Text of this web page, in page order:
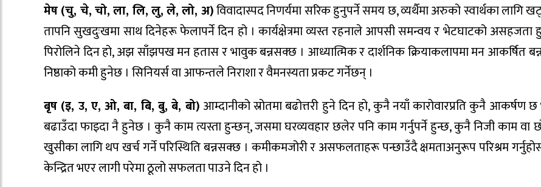
मेष (चु, चे, चो, ला, लि, लु, ले, लो, अ)विवादास्पद निणर्यमा सरिक हुनुपर्ने समय छ, व्यर्थैमा अरुको स्वार्थका लागि
तापनि सुखदुःखमा साथ दिनेहरू फेलापर्ने दिन हो । कार्यक्षेत्रमा व्यस्त रहनाले आपसी समन्वय र भेटघाटको असहजता
पिरोलिने दिन हो, अझ साँझपख मन हतास र भावुक बन्नसक्छ । आध्यात्मिक र दार्शनिक क्रियाकलापमा मन आकर्षित
निष्ठाको कमी हुनेछ । सिनियर्स वा आफन्तले निराशा र वैमनस्यता प्रकट गर्नेछन् ।
बृष (इ, उ, ए, ओ, बा, बि, बु, बे, बो) आम्दानीको स्रोतमा बढोत्तरी हुने दिन हो, कुनै नयाँ कारोवारप्रति कुनै आकर्षण
बढाउँदा फाइदा नै हुनेछ । कुनै काम त्यस्ता हुन्छन्, जसमा घरव्यवहार छलेर पनि काम गर्नुपर्ने हुन्छ, कुनै निजी काम वा
खुसीका लागि थप खर्च गर्ने परिस्थिति बन्नसक्छ । कमीकमजोरी र असफलताहरू पन्छाउँदै क्षमताअनुरूप परिश्रम
केन्द्रित भएर लागी परेमा ठूलो सफलता पाउने दिन हो ।